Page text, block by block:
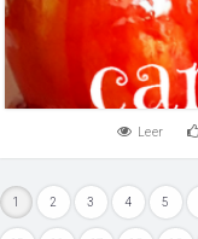
Leer
1 2 3 4 5